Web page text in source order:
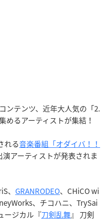
ンテンツ、近年大人気の「2.
めるアーティストが集結！
れる音楽番組「オダイバ！！
アーティストが発表されま
、 GRANRODEO、CHiCO wi
、チコハニ、TrySai
ージカル『刀剣乱舞』 刀剣